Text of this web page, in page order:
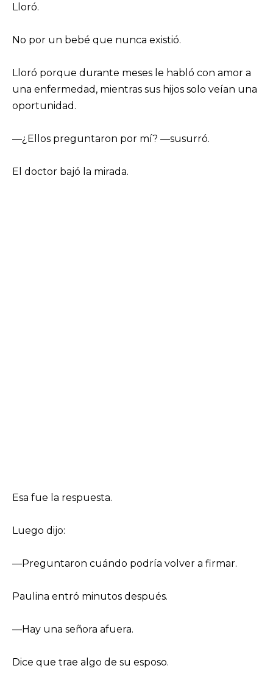
Lloró.
No por un bebé que nunca existió.
Lloró porque durante meses le habló con amor a
una enfermedad, mientras sus hijos solo veían una
oportunidad.
—¿Ellos preguntaron por mí? —susurró.
El doctor bajó la mirada.
Esa fue la respuesta.
Luego dijo:
—Preguntaron cuándo podría volver a firmar.
Paulina entró minutos después.
—Hay una señora afuera.
Dice que trae algo de su esposo.